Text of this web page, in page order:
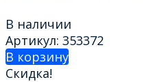
В наличии
Артикул: 353372
В корзину
Скидка!